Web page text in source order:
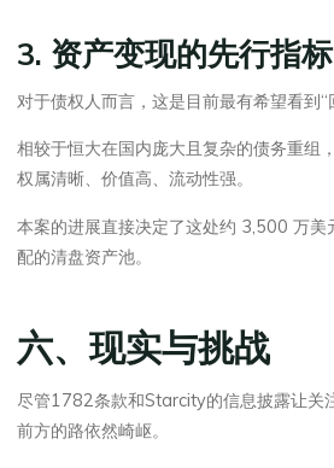
3. 资产变现的先行指标
对于债权人而言，这是目前最有希望看到“
相较于恒大在国内庞大且复杂的债务重组
权属清晰、价值高、流动性强。
本案的进展直接决定了这处约 3,500 万美
配的清盘资产池。
六、现实与挑战
尽管1782条款和Starcity的信息披露让关
前方的路依然崎岖。